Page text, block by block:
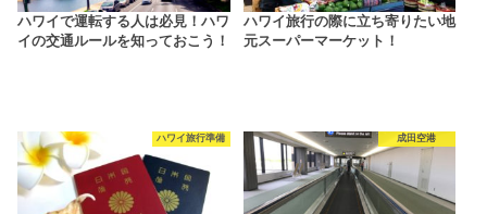
ハワイで運転する人は必見！ハワ
イの交通ルールを知っておこう！
ハワイ旅行の際に立ち寄りたい地
元スーパーマーケット！
ハワイ旅行準備 成田空港